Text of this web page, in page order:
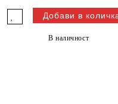
В наличност